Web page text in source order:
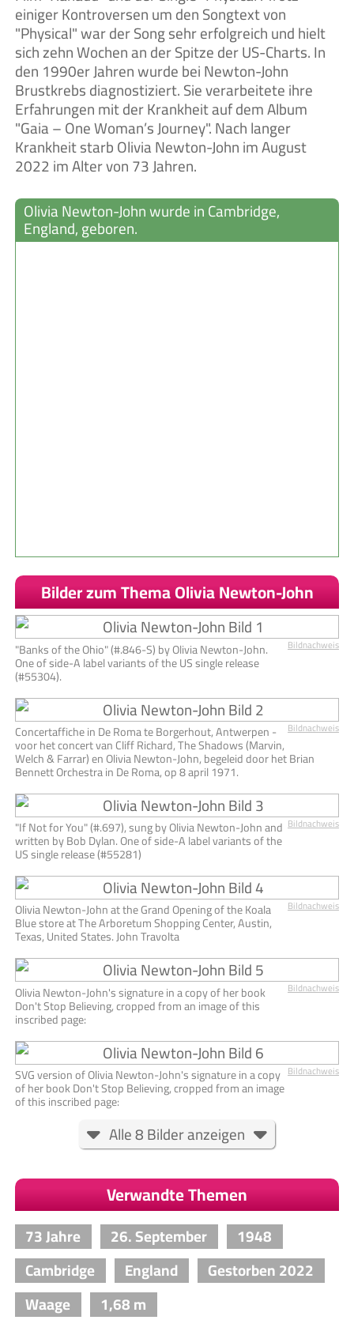
einiger Kontroversen um den Songtext von
"Physical" war der Song sehr erfolgreich und hielt
sich zehn Wochen an der Spitze der US-Charts. In
den 1990er Jahren wurde bei Newton-John
Brustkrebs diagnostiziert. Sie verarbeitete ihre
Erfahrungen mit der Krankheit auf dem Album
"Gaia – One Woman’s Journey". Nach langer
Krankheit starb Olivia Newton-John im August
2022 im Alter von 73 Jahren.
Olivia Newton-John wurde in Cambridge,
England, geboren.
Bilder zum Thema Olivia Newton-John
Bildnachweis
"Banks of the Ohio" (#.846-S) by Olivia Newton-John.
One of side-A label variants of the US single release
(#55304).
Bildnachweis
Concertaffiche in De Roma te Borgerhout, Antwerpen -
voor het concert van Cliff Richard, The Shadows (Marvin,
Welch & Farrar) en Olivia Newton-John, begeleid door het Brian
Bennett Orchestra in De Roma, op 8 april 1971.
Bildnachweis
"If Not for You" (#.697), sung by Olivia Newton-John and
written by Bob Dylan. One of side-A label variants of the
US single release (#55281)
Bildnachweis
Olivia Newton-John at the Grand Opening of the Koala
Blue store at The Arboretum Shopping Center, Austin,
Texas, United States. John Travolta
Bildnachweis
Olivia Newton-John's signature in a copy of her book
Don't Stop Believing, cropped from an image of this
inscribed page:
Bildnachweis
SVG version of Olivia Newton-John's signature in a copy
of her book Don't Stop Believing, cropped from an image
of this inscribed page:
Alle 8 Bilder anzeigen
Verwandte Themen
73 Jahre 26. September
1948
Cambridge
England
Gestorben 2022
Waage
1,68 m